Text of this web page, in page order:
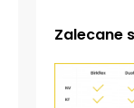
Zalecane